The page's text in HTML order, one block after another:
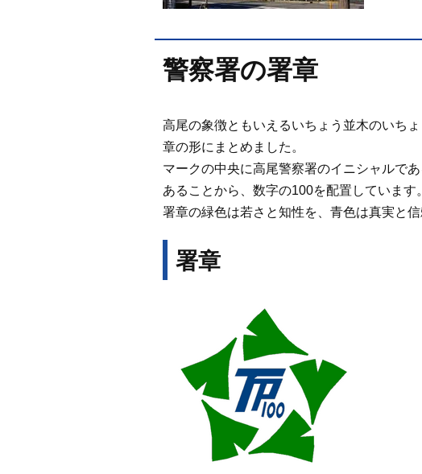
警察署の署章
高尾の象徴ともいえるいちょう並木のいち
章の形にまとめました。
マークの中央に高尾警察署のイニシャルで
あることから、数字の100を配置しています。
署章の緑色は若さと知性を、青色は真実と信
署章